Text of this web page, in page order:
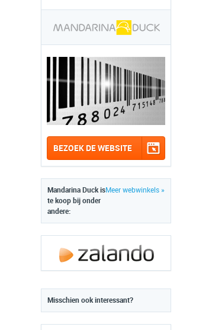
BEZOEK DE WEBSITE
Meer webwinkels »
Mandarina Duck is
te koop bij onder
andere:
Misschien ook interessant?